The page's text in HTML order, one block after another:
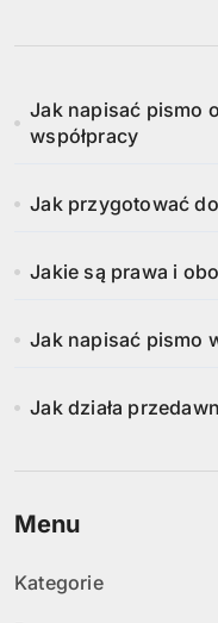
Jak napisać pismo
współpracy
Jak przygotować
Jakie są prawa i
Jak napisać pismo
Jak działa
Menu
Kategorie